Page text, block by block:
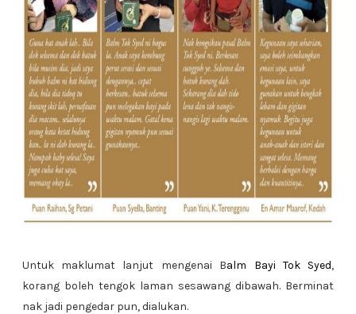
Untuk maklumat lanjut mengenai Balm Bayi Tok Syed,
korang boleh tengok laman sesawang dibawah. Berminat
nak jadi pengedar pun, dialukan.